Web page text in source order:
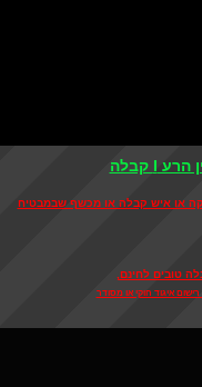
טובים לחינם,
איגוד חוקי או מסודר